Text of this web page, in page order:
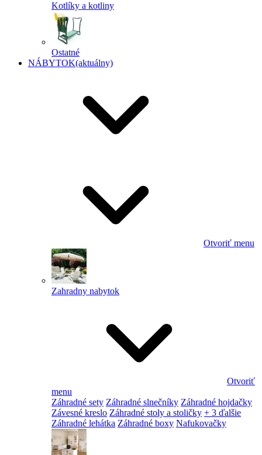
Kotlíky a kotliny
Ostatné
NÁBYTOK(aktuálny)
Otvoriť menu
Zahradny nabytok
Otvoriť
menu
Záhradné sety Záhradné slnečníky Záhradné hojdačky
Závesné kreslo Záhradné stoly a stoličky + 3 ďalšie
Záhradné lehátka Záhradné boxy Nafukovačky